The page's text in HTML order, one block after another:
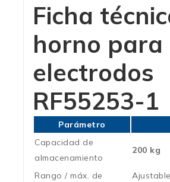
Ficha
horno para
electrodos
RF55253-1
Parámetro
Capacidad de
almacenamiento
200 kg
Rango / máx. de